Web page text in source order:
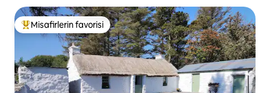
Misafirlerin favorilerinden en beğenilenler arasında
Misafirlerin favorisi